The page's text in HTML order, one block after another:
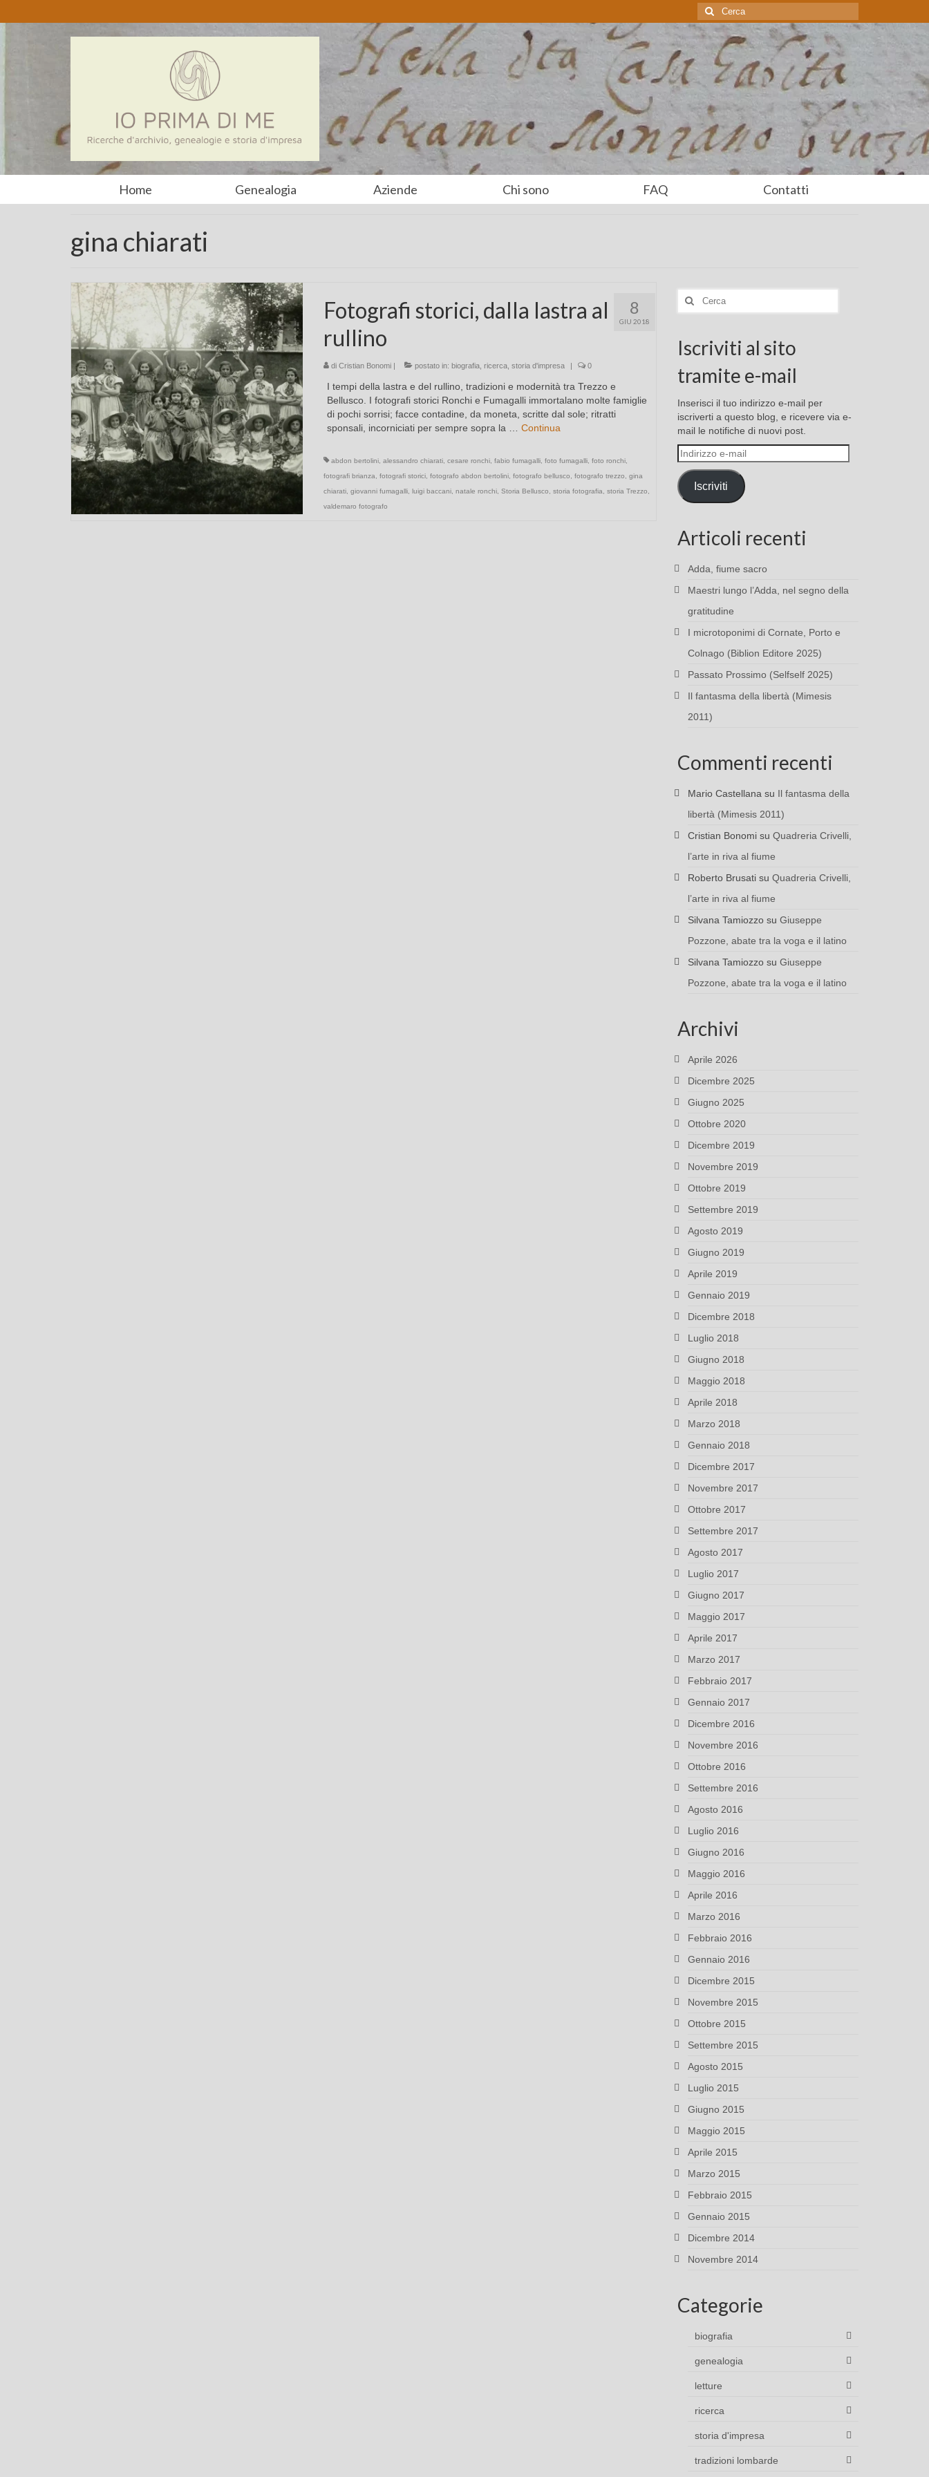
Cerca:
Home Genealogia Aziende Chi sono FAQ Contatti
gina chiarati
8
GIU 2018
Fotografi storici, dalla lastra al
rullino
di Cristian Bonomi| postato in: biografia, ricerca, storia d'impresa | 0
I tempi della lastra e del rullino, tradizioni e modernità tra Trezzo e
Bellusco. I fotografi storici Ronchi e Fumagalli immortalano molte famiglie
di pochi sorrisi; facce contadine, da moneta, scritte dal sole; ritratti
sponsali, incorniciati per sempre sopra la … Continua
abdon bertolini, alessandro chiarati, cesare ronchi, fabio fumagalli, foto fumagalli, foto ronchi,
fotografi brianza
fotografi storici, fotografo abdon bertolini, fotografo bellusco fotografo trezzo
gina
chiarati, giovanni fumagalli, luigi baccani, natale ronchi, Storia Bellusco storia fotografia storia Trezzo
valdemaro fotografo
Cerca:
Iscriviti al sito
tramite e-mail
Inserisci il tuo indirizzo e-mail per
iscriverti a questo blog, e ricevere via e-
mail le notifiche di nuovi post.
Indirizzo
e-
mail
Iscriviti
Articoli recenti
Adda, fiume sacro
Maestri lungo l’Adda, nel segno della
gratitudine
I microtoponimi di Cornate, Porto e
Colnago (Biblion Editore 2025)
Passato Prossimo (Selfself 2025)
Il fantasma della libertà (Mimesis
2011)
Commenti recenti
Mario Castellana su Il fantasma della
libertà (Mimesis 2011)
Cristian Bonomisu Quadreria Crivelli,
l’arte in riva al fiume
Roberto Brusatisu Quadreria Crivelli,
l’arte in riva al fiume
Silvana Tamiozzosu Giuseppe
Pozzone, abate tra la voga e il latino
Silvana Tamiozzosu Giuseppe
Pozzone, abate tra la voga e il latino
Archivi
Aprile 2026
Dicembre 2025
Giugno 2025
Ottobre 2020
Dicembre 2019
Novembre 2019
Ottobre 2019
Settembre 2019
Agosto 2019
Giugno 2019
Aprile 2019
Gennaio 2019
Dicembre 2018
Luglio 2018
Giugno 2018
Maggio 2018
Aprile 2018
Marzo 2018
Gennaio 2018
Dicembre 2017
Novembre 2017
Ottobre 2017
Settembre 2017
Agosto 2017
Luglio 2017
Giugno 2017
Maggio 2017
Aprile 2017
Marzo 2017
Febbraio 2017
Gennaio 2017
Dicembre 2016
Novembre 2016
Ottobre 2016
Settembre 2016
Agosto 2016
Luglio 2016
Giugno 2016
Maggio 2016
Aprile 2016
Marzo 2016
Febbraio 2016
Gennaio 2016
Dicembre 2015
Novembre 2015
Ottobre 2015
Settembre 2015
Agosto 2015
Luglio 2015
Giugno 2015
Maggio 2015
Aprile 2015
Marzo 2015
Febbraio 2015
Gennaio 2015
Dicembre 2014
Novembre 2014
Categorie
biografia
genealogia
letture
ricerca
storia d'impresa
tradizioni lombarde